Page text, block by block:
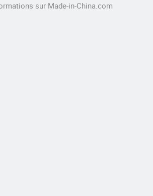
sur Made-in-China.com